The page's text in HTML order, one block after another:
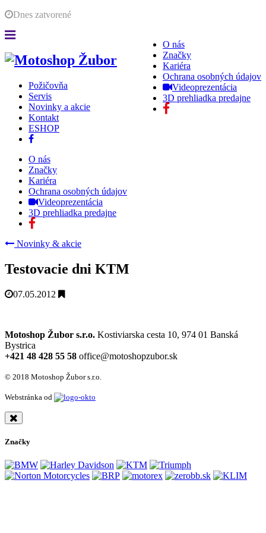
Dnes zatvorené
O nás
Značky
Kariéra
Ochrana osobných údajov
Videoprezentácia
3D prehliadka predajne
Požičovňa
Servis
Novinky a akcie
Kontakt
ESHOP
O nás
Značky
Kariéra
Ochrana osobných údajov
Videoprezentácia
3D prehliadka predajne
Novinky & akcie
Testovacie dni KTM
07.05.2012
Motoshop Žubor s.r.o. Kostiviarska cesta 10, 974 01 Banská
Bystrica
+421 48 428 55 58 office@motoshopzubor.sk
© 2018 Motoshop Žubor s.r.o.
Webstránka od
Značky